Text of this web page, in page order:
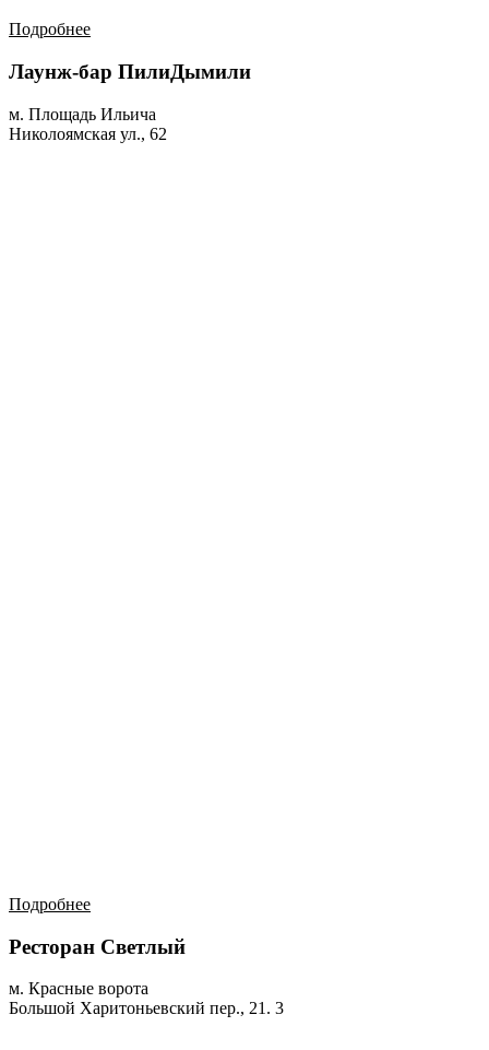
Подробнее
Лаунж-бар ПилиДымили
м. Площадь Ильича
Николоямская ул., 62
Подробнее
Ресторан Светлый
м. Красные ворота
Большой Харитоньевский пер., 21. 3